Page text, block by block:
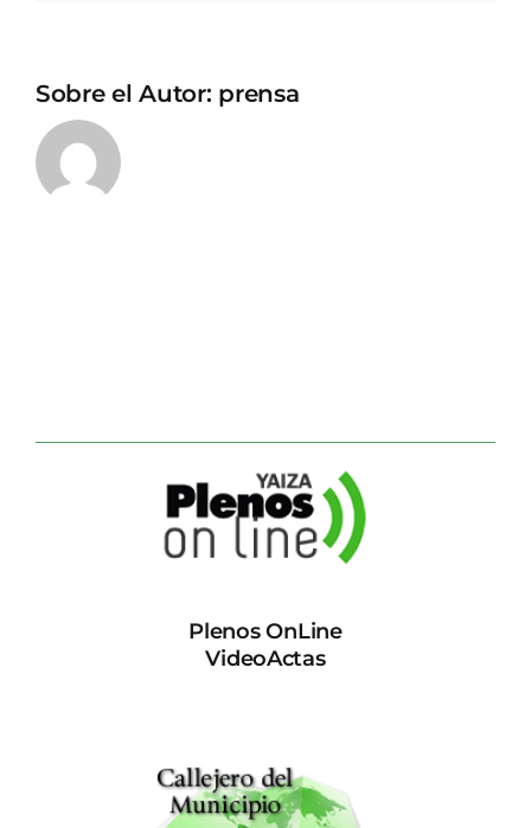
Sobre el Autor: prensa
Plenos OnLine
VideoActas